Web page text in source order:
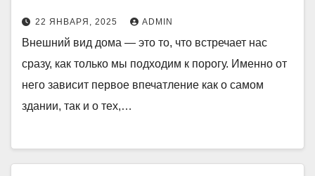
22 ЯНВАРЯ, 2025 ADMIN
Внешний вид дома — это то, что встречает нас
сразу, как только мы подходим к порогу. Именно от
него зависит первое впечатление как о самом
здании, так и о тех,…